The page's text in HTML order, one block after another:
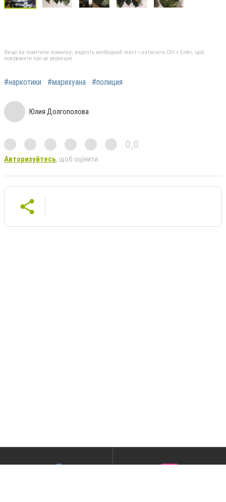
Якщо ви помітили помилку, виділіть необхідний текст і натисніть Ctrl + Enter, щоб
повідомити про це редакцію
#наркотики #марихуана #полиция
Юлия Долгополова
0,0
Авторизуйтесь, щоб оцінити